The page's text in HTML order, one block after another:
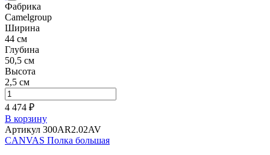
Фабрика
Camelgroup
Ширина
44 см
Глубина
50,5 см
Высота
2,5 см
4 474 ₽
В корзину
Артикул 300AR2.02AV
CANVAS Полка большая